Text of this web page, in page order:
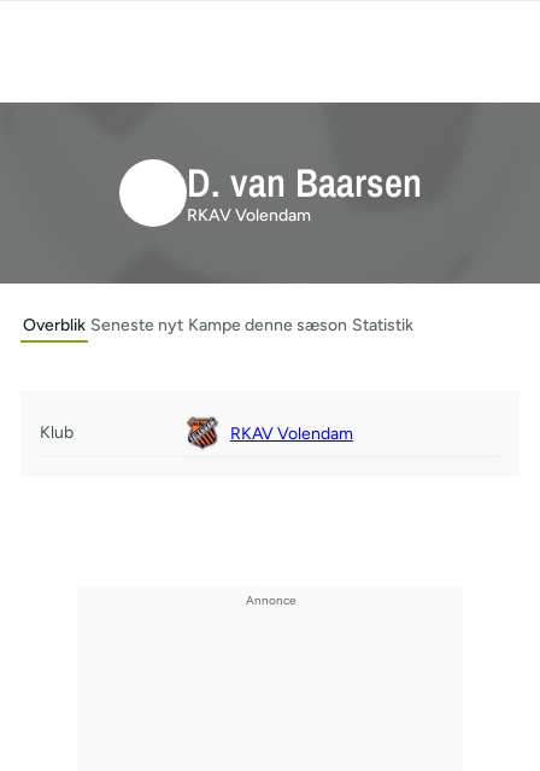
D. van Baarsen
RKAV Volendam
Overblik Seneste nyt Kampe denne sæson Statistik
Klub RKAV Volendam